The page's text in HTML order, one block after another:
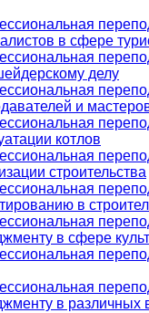
в сфере
делу
и
котлов
строительства
в
в сфере
в различных